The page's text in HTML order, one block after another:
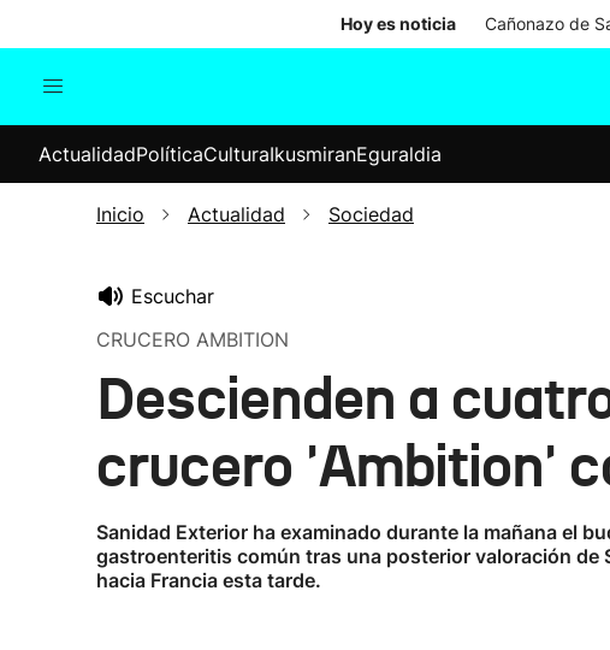
Hoy es noticia Cañonazo de
Internacional
Elecciones
ActualidadPolíticaCulturaIkusmiranEguraldia
Inicio Actualidad Sociedad
Escuchar
CRUCERO AMBITION
Descienden a
crucero 'Ambition'
Sanidad Exterior ha examinado durante la mañana el
gastroenteritis común tras una posterior valoración de
hacia Francia esta tarde.